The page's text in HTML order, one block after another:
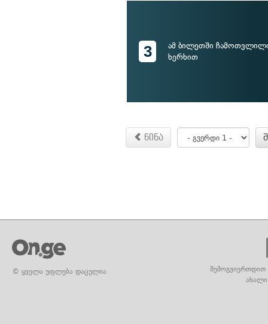
3
ამ ბილეთში
ხერხით
წინა
© ყველა უფლება დაცულია
შემოგვიერთდით
ახალი